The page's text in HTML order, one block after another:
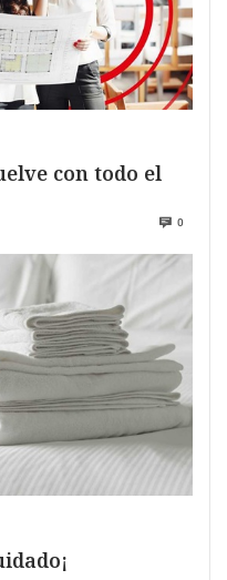
con todo el
0